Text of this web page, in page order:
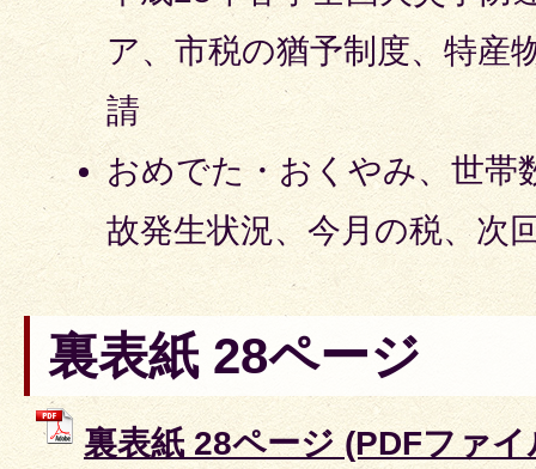
ア、市税の猶予制度、特産
請
おめでた・おくやみ、世帯
故発生状況、今月の税、次
裏表紙 28ページ
裏表紙 28ページ (PDFファ